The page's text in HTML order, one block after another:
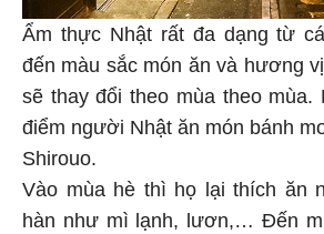
Ẩm thực Nhật rất đa dạng từ
đến màu sắc món ăn và hương
sẽ thay đổi theo mùa theo mùa.
điểm người Nhật ăn món bánh
Shirouo.
Vào mùa hè thì họ lại thích ăn
hàn như mì lạnh, lươn,… Đến